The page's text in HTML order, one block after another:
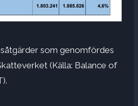
som genomfördes
(Källa: Balance of